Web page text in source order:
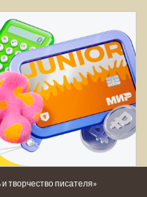
творчество писателя»